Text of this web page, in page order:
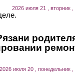
2026 июля 21 , вторник ,
2026 июля 20 , понедельник ,